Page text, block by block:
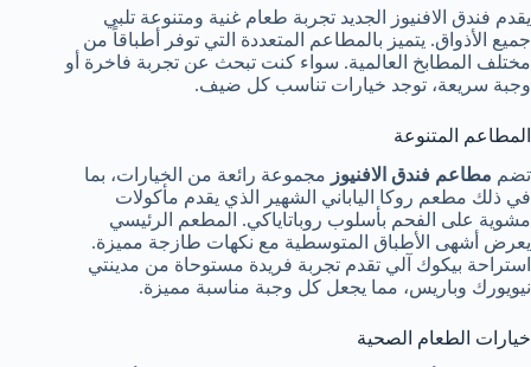
يقدم فندق الافنيوز الجديد تجربة طعام غنية ومتنوعة تلبي
جميع الأذواق. يتميز بالمطاعم المتعددة التي توفر أطباقاً من
مختلف المطابخ العالمية. سواء كنت تبحث عن تجربة فاخرة أو
وجبة سريعة، توجد خيارات تناسب كل ضيف.
المطاعم المتنوعة
تضم مطاعم فندق الافنيوز مجموعة رائعة من الخيارات، بما
في ذلك مطعم روكا الياباني الشهير الذي يقدم مأكولات
مشوية على الفحم بأسلوب روباتاياكي. المطعم الرئيسي
يعرض أشهى الأطباق المتوسطية مع نكهات طازجة مميزة.
استراحة بيكوك آلي تقدم تجربة فريدة مستوحاة من مدينتي
نيويورك وباريس، مما يجعل كل وجبة مناسبة مميزة.
خيارات الطعام الصحية